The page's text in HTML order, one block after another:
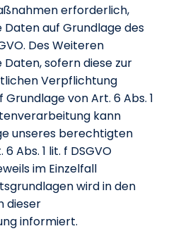
erforderlich,
auf Grundlage des
Des Weiteren
sofern diese zur
Verpflichtung
von Art. 6 Abs. 1
kann
unseres berechtigten
Abs. 1 lit. f DSGVO
im Einzelfall
wird in den
dieser
informiert.